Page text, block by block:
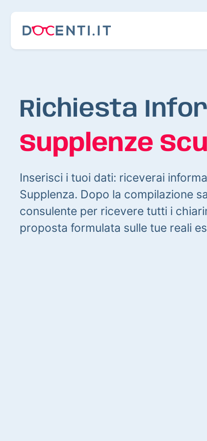
Richiesta
Supplenze
Inserisci i tuoi dati: riceverai
Supplenza. Dopo la compilazione
consulente per ricevere tutti i
proposta formulata sulle tue reali